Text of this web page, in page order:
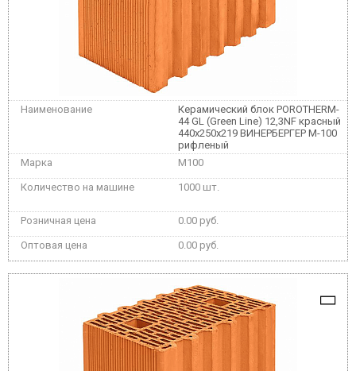
Керамический блок POROTHERM-
44 GL (Green Line) 12,3NF красный
440x250x219 ВИНЕРБЕРГЕР М-100
рифленый
M100
1000 шт.
0.00 руб.
0.00 руб.